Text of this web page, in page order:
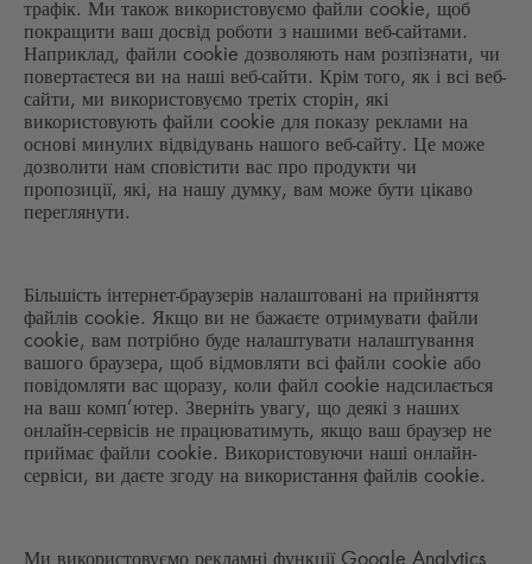
трафік. Ми також використовуємо файли cookie, щоб
покращити ваш досвід роботи з нашими веб-сайтами.
Наприклад, файли cookie дозволяють нам розпізнати, чи
повертаєтеся ви на наші веб-сайти. Крім того, як і всі веб-
сайти, ми використовуємо третіх сторін, які
використовують файли cookie для показу реклами на
основі минулих відвідувань нашого веб-сайту. Це може
дозволити нам сповістити вас про продукти чи
пропозиції, які, на нашу думку, вам може бути цікаво
переглянути.
Більшість інтернет-браузерів налаштовані на прийняття
файлів cookie. Якщо ви не бажаєте отримувати файли
cookie, вам потрібно буде налаштувати налаштування
вашого браузера, щоб відмовляти всі файли cookie або
повідомляти вас щоразу, коли файл cookie надсилається
на ваш комп’ютер. Зверніть увагу, що деякі з наших
онлайн-сервісів не працюватимуть, якщо ваш браузер не
приймає файли cookie. Використовуючи наші онлайн-
сервіси, ви даєте згоду на використання файлів cookie.